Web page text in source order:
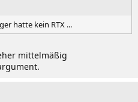
hatte kein RTX ...
mittelmäßig